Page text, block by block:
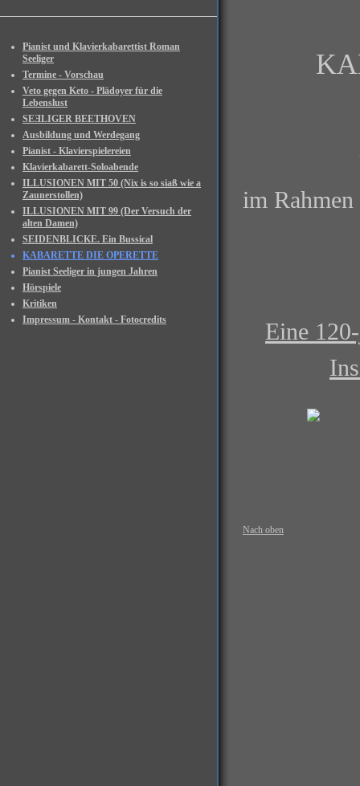
Pianist und Klavierkabarettist Roman
Seeliger
Termine - Vorschau
Veto gegen Keto - Plädoyer für die
Lebenslust
SEƎLIGER BEETHOVEN
Ausbildung und Werdegang
Pianist - Klavierspielereien
Klavierkabarett-Soloabende
ILLUSIONEN MIT 50 (Nix is so siaß wie a
Zaunerstollen)
ILLUSIONEN MIT 99 (Der Versuch der
alten Damen)
SEIDENBLICKE. Ein Bussical
KABARETTE DIE OPERETTE
Pianist Seeliger in jungen Jahren
Hörspiele
Kritiken
Impressum - Kontakt - Fotocredits
im
Eine
Nach oben